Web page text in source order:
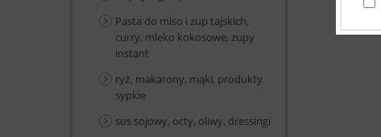
Pasta do miso i zup tajskich,
curry, mleko kokosowe, zupy
instant
ryż, makarony, mąki, produkty
sypkie
sos sojowy, octy, oliwy, dressingi